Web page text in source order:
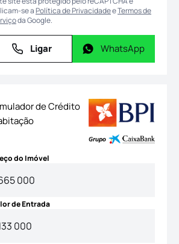
se aPolítica de PrivacidadeeTermos de
da Google.
Ligar
Ligar WhatsApp
WhatsApp
de Crédito
do Imóvel
de Entrada